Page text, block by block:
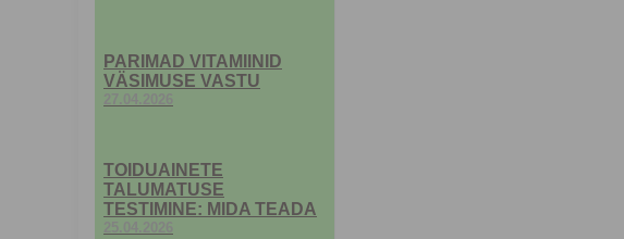
PARIMAD VITAMIINID
VÄSIMUSE VASTU
27.04.2026
TOIDUAINETE
TALUMATUSE
TESTIMINE: MIDA TEADA
25.04.2026